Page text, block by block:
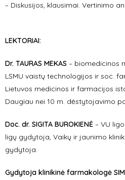
– Diskusijos, klausimai. Vertinimo
LEKTORIAI:
Dr. TAURAS MEKAS – biomedicinos
LSMU vaistų technologijos ir soc.
Lietuvos medicinos ir farmacijos
Daugiau nei 10 m. dėstytojavimo
Doc. dr. SIGITA BUROKIENĖ – VU
ligų gydytoja, Vaikų ir jaunimo
gydytoja.
Gydytoja klinikinė farmakologė